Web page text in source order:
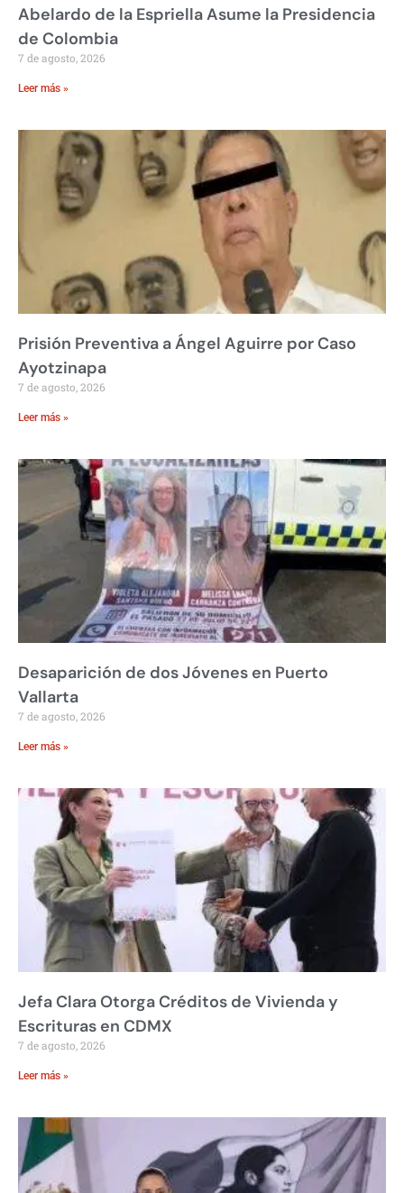
Abelardo de la Espriella Asume la Presidencia
de Colombia
7 de agosto, 2026
Leer más »
Prisión Preventiva a Ángel Aguirre por Caso
Ayotzinapa
7 de agosto, 2026
Leer más »
Desaparición de dos Jóvenes en Puerto
Vallarta
7 de agosto, 2026
Leer más »
Jefa Clara Otorga Créditos de Vivienda y
Escrituras en CDMX
7 de agosto, 2026
Leer más »